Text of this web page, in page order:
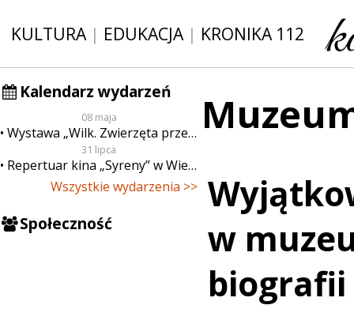
KULTURA| EDUKACJA| KRONIKA 112
Kalendarz wydarzeń
08 maja
Wystawa „Wilk. Zwierzęta przeklęte”
31 lipca
Repertuar kina „Syreny” w Wieluniu w dn. od 31 lipca do 6 sierpnia
Wszystkie wydarzenia >>
Społeczność
w
biografii